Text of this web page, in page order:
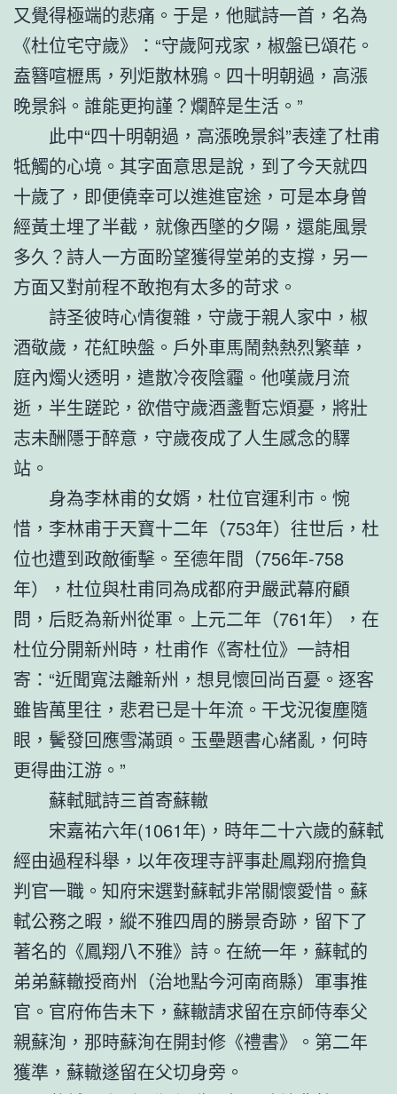
又覺得極端的悲痛。于是，他賦詩一首，名為
《杜位宅守歲》：“守歲阿戎家，椒盤已頌花。
盍簪喧櫪馬，列炬散林鴉。四十明朝過，高漲
晚景斜。誰能更拘謹？爛醉是生活。”
此中“四十明朝過，高漲晚景斜”表達了杜甫
牴觸的心境。其字面意思是說，到了今天就四
十歲了，即便僥幸可以進進宦途，可是本身曾
經黃土埋了半截，就像西墜的夕陽，還能風景
多久？詩人一方面盼望獲得堂弟的支撐，另一
方面又對前程不敢抱有太多的苛求。
詩圣彼時心情復雜，守歲于親人家中，椒
酒敬歲，花紅映盤。戶外車馬鬧熱熱烈繁華，
庭內燭火透明，遣散冷夜陰霾。他嘆歲月流
逝，半生蹉跎，欲借守歲酒盞暫忘煩憂，將壯
志未酬隱于醉意，守歲夜成了人生感念的驛
站。
身為李林甫的女婿，杜位官運利市。惋
惜，李林甫于天寶十二年（753年）往世后，杜
位也遭到政敵衝擊。至德年間（756年-758
年），杜位與杜甫同為成都府尹嚴武幕府顧
問，后貶為新州從軍。上元二年（761年），在
杜位分開新州時，杜甫作《寄杜位》一詩相
寄：“近聞寬法離新州，想見懷回尚百憂。逐客
雖皆萬里往，悲君已是十年流。干戈況復塵隨
眼，鬢發回應雪滿頭。玉壘題書心緒亂，何時
更得曲江游。”
蘇軾賦詩三首寄蘇轍
宋嘉祐六年(1061年)，時年二十六歲的蘇軾
經由過程科舉，以年夜理寺評事赴鳳翔府擔負
判官一職。知府宋選對蘇軾非常關懷愛惜。蘇
軾公務之暇，縱不雅四周的勝景奇跡，留下了
著名的《鳳翔八不雅》詩。在統一年，蘇軾的
弟弟蘇轍授商州（治地點今河南商縣）軍事推
官。官府佈告未下，蘇轍請求留在京師侍奉父
親蘇洵，那時蘇洵在開封修《禮書》。第二年
獲準，蘇轍遂留在父切身旁。